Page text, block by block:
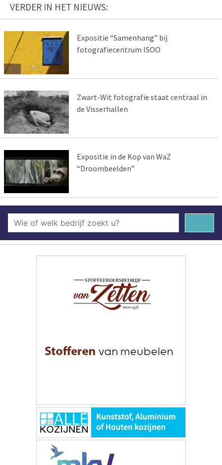
VERDER IN HET NIEUWS:
Expositie “Samenhang” bij
fotografiecentrum ISOO
Zwart-Wit fotografie staat centraal in
de Visserhallen
Expositie in de Kop van WaZ
“Droombeelden”